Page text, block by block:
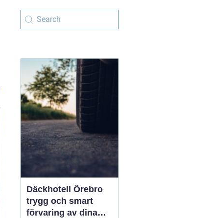
Däckhotell Örebro
trygg och smart
förvaring av dina